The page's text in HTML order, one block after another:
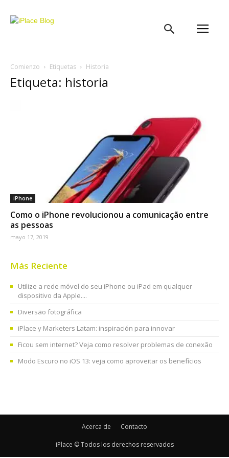
Comienzo Etiquetas Historia
Etiqueta: historia
iPhone
Como o iPhone revolucionou a comunicação entre
as pessoas
mayo 17, 2019
Más Reciente
Utilize a rede móvel do seu iPhone ou iPad em qualquer
dispositivo da Apple....
Diversão fotográfica
iPlace y Marketers Latam: inspiración para innovar
Ficou sem internet? Veja como resolver problemas de conexão
Modo Escuro no iOS 13: veja como aproveitar os benefícios
Acerca de Contacto
iPlace © Todos los derechos reservados